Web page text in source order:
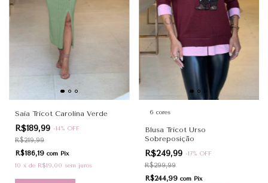
Saia Tricot Carolina Verde
R$189,99 -14% OFF
R$219,99
R$186,19 com Pix
10 x de R$19,00 sem juros
6 cores
Blusa Tricot Urso
Sobreposição
R$249,99 -17% OFF
R$299,99
R$244,99 com Pix